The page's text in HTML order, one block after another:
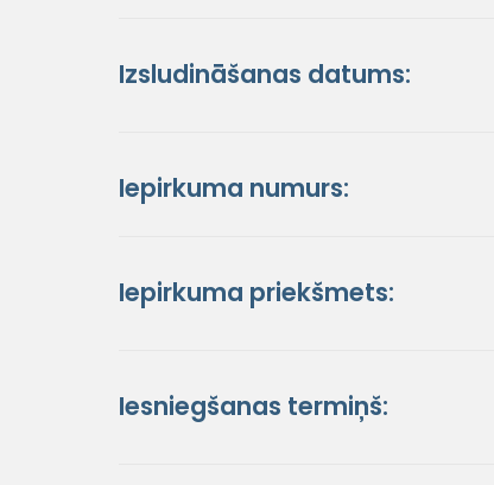
Izsludināšanas datums:
Iepirkuma numurs:
Iepirkuma priekšmets:
Iesniegšanas termiņš: